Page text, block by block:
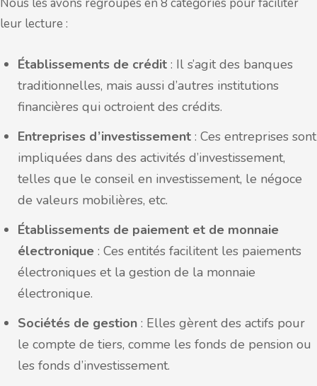
Nous les avons regroupés en 8 catégories pour faciliter
leur lecture :
Établissements de crédit : Il s’agit des banques
traditionnelles, mais aussi d’autres institutions
financières qui octroient des crédits.
Entreprises d’investissement : Ces entreprises sont
impliquées dans des activités d’investissement,
telles que le conseil en investissement, le négoce
de valeurs mobilières, etc.
Établissements de paiement et de monnaie
électronique : Ces entités facilitent les paiements
électroniques et la gestion de la monnaie
électronique.
Sociétés de gestion : Elles gèrent des actifs pour
le compte de tiers, comme les fonds de pension ou
les fonds d’investissement.